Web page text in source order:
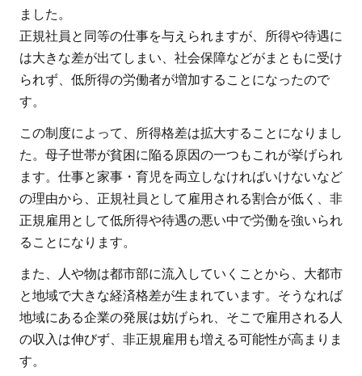
ました。
正規社員と同等の仕事を与えられますが、所得や待遇に
は大きな差が出てしまい、社会保障などがまともに受け
られず、低所得の労働者が増加することになったので
す。
この制度によって、所得格差は拡大することになりまし
た。母子世帯が貧困に陥る原因の一つもこれが挙げられ
ます。仕事と家事・育児を両立しなければいけないなど
の理由から、正規社員として雇用される割合が低く、非
正規雇用として低所得や待遇の悪い中で労働を強いられ
ることになります。
また、人や物は都市部に流入していくことから、大都市
と地域で大きな経済格差が生まれています。そうなれば
地域にある企業の発展は妨げられ、そこで雇用される人
の収入は伸びず、非正規雇用も増える可能性が高まりま
す。